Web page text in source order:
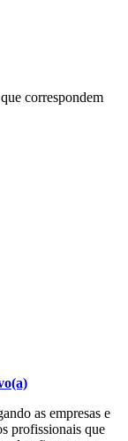
correspondem
as empresas e
profissionais que